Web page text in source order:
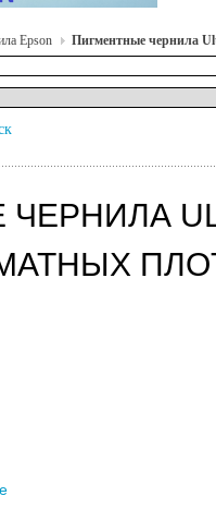
Epson Пигментные чернила